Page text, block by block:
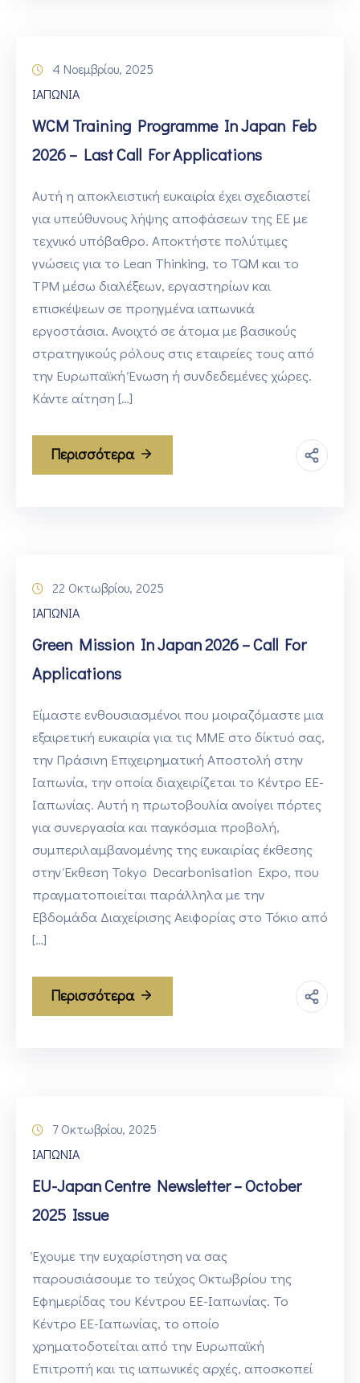
4 Νοεμβρίου, 2025
ΙΑΠΩΝΙΑ
WCM Training Programme In Japan Feb
2026 – Last Call For Applications
Αυτή η αποκλειστική ευκαιρία έχει σχεδιαστεί
για υπεύθυνους λήψης αποφάσεων της ΕΕ με
τεχνικό υπόβαθρο. Αποκτήστε πολύτιμες
γνώσεις για το Lean Thinking, το TQM και το
TPM μέσω διαλέξεων, εργαστηρίων και
επισκέψεων σε προηγμένα ιαπωνικά
εργοστάσια. Ανοιχτό σε άτομα με βασικούς
στρατηγικούς ρόλους στις εταιρείες τους από
την Ευρωπαϊκή Ένωση ή συνδεδεμένες χώρες.
Κάντε αίτηση […]
Περισσότερα
22 Οκτωβρίου, 2025
ΙΑΠΩΝΙΑ
Green Mission In Japan 2026 – Call For
Applications
Είμαστε ενθουσιασμένοι που μοιραζόμαστε μια
εξαιρετική ευκαιρία για τις ΜΜΕ στο δίκτυό σας,
την Πράσινη Επιχειρηματική Αποστολή στην
Ιαπωνία, την οποία διαχειρίζεται το Κέντρο ΕΕ-
Ιαπωνίας. Αυτή η πρωτοβουλία ανοίγει πόρτες
για συνεργασία και παγκόσμια προβολή,
συμπεριλαμβανομένης της ευκαιρίας έκθεσης
στην Έκθεση Tokyo Decarbonisation Expo, που
πραγματοποιείται παράλληλα με την
Εβδομάδα Διαχείρισης Αειφορίας στο Τόκιο από
[…]
Περισσότερα
7 Οκτωβρίου, 2025
ΙΑΠΩΝΙΑ
EU-Japan Centre Newsletter – October
2025 Issue
Έχουμε την ευχαρίστηση να σας
παρουσιάσουμε το τεύχος Οκτωβρίου της
Εφημερίδας του Κέντρου ΕΕ-Ιαπωνίας. Το
Κέντρο ΕΕ-Ιαπωνίας, το οποίο
χρηματοδοτείται από την Ευρωπαϊκή
Επιτροπή και τις ιαπωνικές αρχές, αποσκοπεί